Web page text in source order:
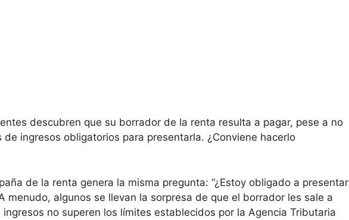
descubren que su borrador de la renta resulta a pagar, pese a no
de ingresos obligatorios para presentarla. ¿Conviene hacerlo
de la renta genera la misma pregunta: “¿Estoy obligado a presentar
menudo, algunos se llevan la sorpresa de que el borrador les sale a
ingresos no superen los límites establecidos por la Agencia Tributaria